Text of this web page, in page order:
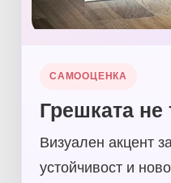
САМООЦЕНКА
Грешката не
Визуален акцент
устойчивост и